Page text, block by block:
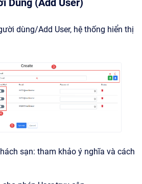
Dùng (Add User)
dùng/Add User, hệ thống hiển thị
sạn: tham khảo ý nghĩa và cách